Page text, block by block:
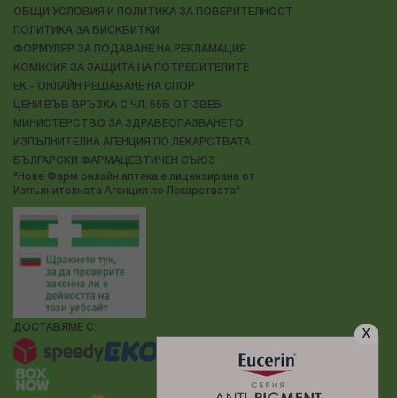
X
ОБЩИ УСЛОВИЯ И ПОЛИТИКА ЗА ПОВЕРИТЕЛНОСТ
ПОЛИТИКА ЗА БИСКВИТКИ
ФОРМУЛЯР ЗА ПОДАВАНЕ НА РЕКЛАМАЦИЯ
КОМИСИЯ ЗА ЗАЩИТА НА ПОТРЕБИТЕЛИТЕ
ЕК - ОНЛАЙН РЕШАВАНЕ НА СПОР
ЦЕНИ ВЪВ ВРЪЗКА С ЧЛ. 55Б ОТ ЗВЕБ
МИНИСТЕРСТВО ЗА ЗДРАВЕОПАЗВАНЕТО
ИЗПЪЛНИТЕЛНА АГЕНЦИЯ ПО ЛЕКАРСТВАТА
БЪЛГАРСКИ ФАРМАЦЕВТИЧЕН СЪЮЗ
"Нове Фарм онлайн аптека е лицензирана от
Изпълнителната Агенция по Лекарствата"
ДОСТАВЯМЕ С: